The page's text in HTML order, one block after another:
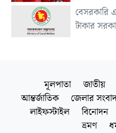
বেসরকারি
টাকার
মূলপাতা জাতীয়
আন্তর্জাতিক
জেলার
লাইফস্টাইল
বিনোদন
ভ্রমণ